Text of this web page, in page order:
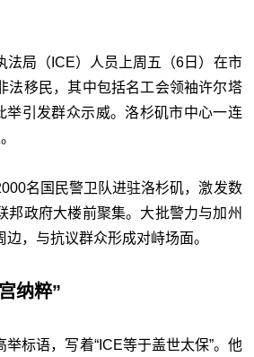
法局（ICE）人员上周五（6日）在市
法移民，其中包括名工会领袖许尔塔
举引发群众示威。洛杉矶市中心一连
名国民警卫队进驻洛杉矶，激发数
邦政府大楼前聚集。大批警力与加州
边，与抗议群众形成对峙场面。
纳粹”
标语，写着“ICE等于盖世太保”。他